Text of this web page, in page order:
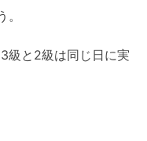
級と2級は同じ日に実